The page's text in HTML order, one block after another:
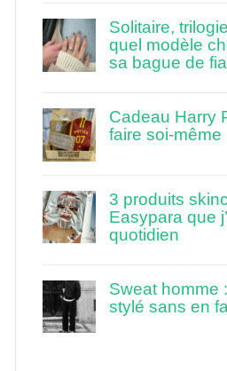
Solitaire,
quel modèle
sa bague de
Cadeau Harry
faire soi-même
3 produits
Easypara que
quotidien
Sweat homme :
stylé sans en